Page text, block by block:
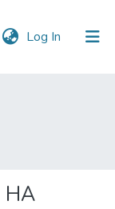
Log In (current)
НА